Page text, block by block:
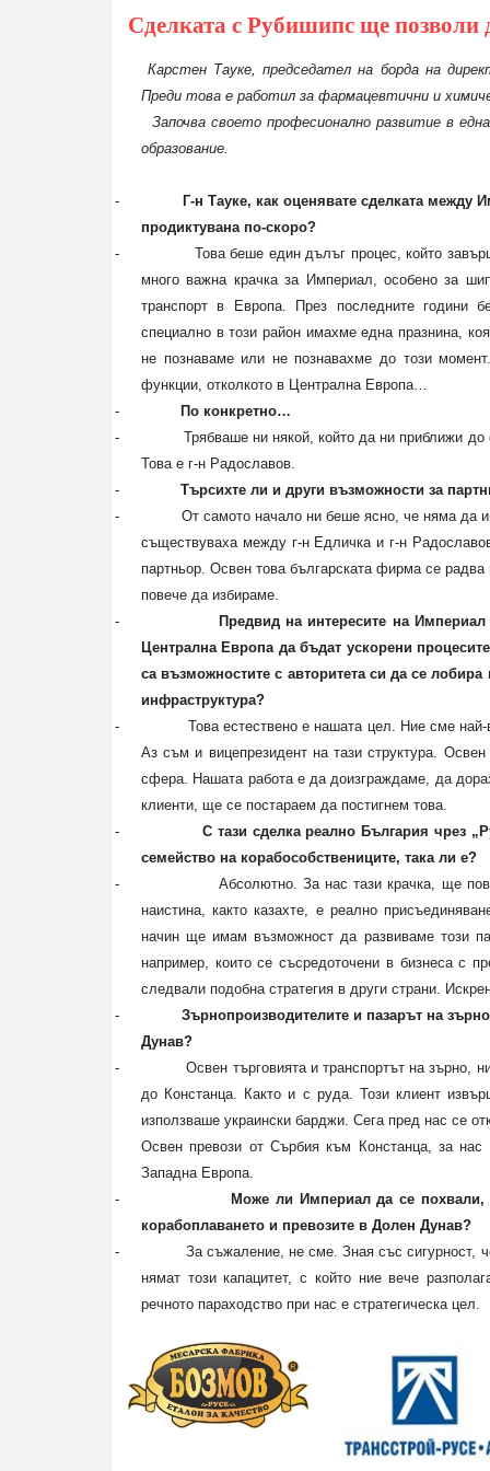
Сделката с Рубишипс ще позволи
Карстен Тауке, председател на борда на
Преди това е работил за фармацевтични и
Започва своето професионално развитие в
образование.
-
Г-н Тауке, как оценявате сделката
продиктувана по-скоро?
-
Това беше един дълъг процес, който
много важна крачка за Империал, особено за
транспорт в Европа. През последните години
специално в този район имахме една празнина,
не познаваме или не познавахме до този
функции, отколкото в Централна Европа…
-
По конкретно…
-
Трябваше ни някой, който да ни приближи
Това е г-н Радославов.
-
Търсихте ли и други възможности за
-
От самото начало ни беше ясно, че няма да
съществуваха между г-н Едличка и г-н
партньор. Освен това българската фирма се
повече да избираме.
-
Предвид на интересите на
Централна Европа да бъдат ускорени
са възможностите с авторитета си да се
инфраструктура?
-
Това естествено е нашата цел. Ние сме
Аз съм и вицепрезидент на тази структура.
сфера. Нашата работа е да доизграждаме, да
клиенти, ще се постараем да постигнем това.
-
С тази сделка реално България чрез
семейство на корабособствениците, така ли е?
-
Абсолютно. За нас тази крачка, ще
наистина, както казахте, е реално
начин ще имам възможност да развиваме този
например, които се съсредоточени в бизнеса с
следвали подобна стратегия в други страни.
-
Зърнопроизводителите и пазарът на
Дунав?
-
Освен търговията и транспортът на зърно,
до Констанца. Както и с руда. Този клиент
използваше украински барджи. Сега пред нас се
Освен превози от Сърбия към Констанца, за
Западна Европа.
-
Може ли Империал да се похвали,
корабоплаването и превозите в Долен Дунав?
-
За съжаление, не сме. Зная със сигурност,
нямат този капацитет, с който ние вече
речното параходство при нас е стратегическа цел.